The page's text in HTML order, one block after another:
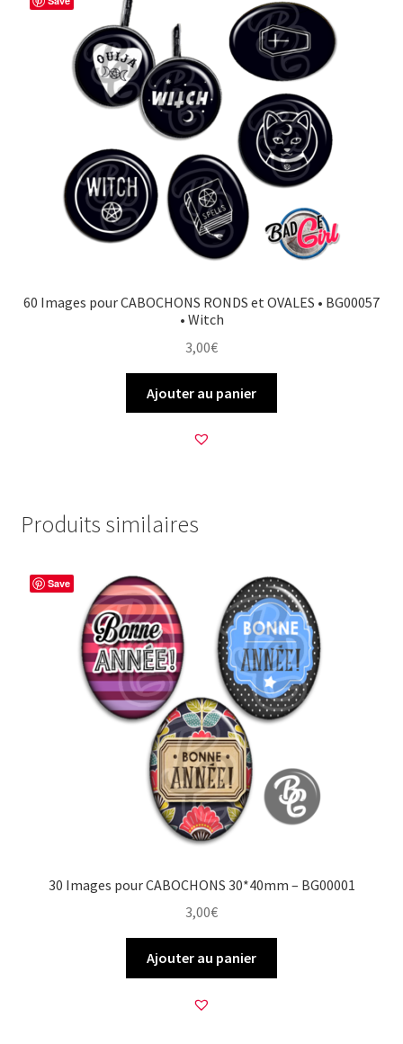
60 Images pour CABOCHONS RONDS et OVALES • BG00057
• Witch
3,00€
Ajouter au panier
Produits similaires
Save
30 Images pour CABOCHONS 30*40mm – BG00001
3,00€
Ajouter au panier